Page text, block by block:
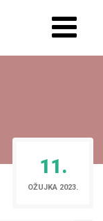
11.
OŽUJKA 2023.